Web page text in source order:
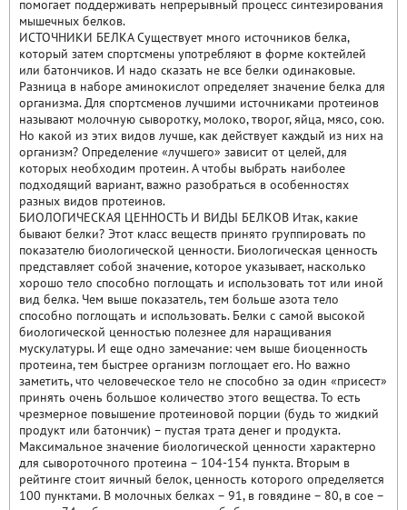
помогает поддерживать непрерывный процесс синтезирования
мышечных белков.
ИСТОЧНИКИ БЕЛКА Существует много источников белка,
который затем спортсмены употребляют в форме коктейлей
или батончиков. И надо сказать не все белки одинаковые.
Разница в наборе аминокислот определяет значение белка для
организма. Для спортсменов лучшими источниками протеинов
называют молочную сыворотку, молоко, творог, яйца, мясо, сою.
Но какой из этих видов лучше, как действует каждый из них на
организм? Определение «лучшего» зависит от целей, для
которых необходим протеин. А чтобы выбрать наиболее
подходящий вариант, важно разобраться в особенностях
разных видов протеинов.
БИОЛОГИЧЕСКАЯ ЦЕННОСТЬ И ВИДЫ БЕЛКОВ Итак, какие
бывают белки? Этот класс веществ принято группировать по
показателю биологической ценности. Биологическая ценность
представляет собой значение, которое указывает, насколько
хорошо тело способно поглощать и использовать тот или иной
вид белка. Чем выше показатель, тем больше азота тело
способно поглощать и использовать. Белки с самой высокой
биологической ценностью полезнее для наращивания
мускулатуры. И еще одно замечание: чем выше биоценность
протеина, тем быстрее организм поглощает его. Но важно
заметить, что человеческое тело не способно за один «присест»
принять очень большое количество этого вещества. То есть
чрезмерное повышение протеиновой порции (будь то жидкий
продукт или батончик) – пустая трата денег и продукта.
Максимальное значение биологической ценности характерно
для сывороточного протеина – 104-154 пункта. Вторым в
рейтинге стоит яичный белок, ценность которого определяется
100 пунктами. В молочных белках – 91, в говядине – 80, в сое –